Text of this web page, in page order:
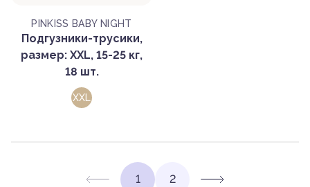
PINKISS BABY NIGHT
Подгузники-трусики,
размер: XXL, 15-25 кг,
18 шт.
XXL
1 2